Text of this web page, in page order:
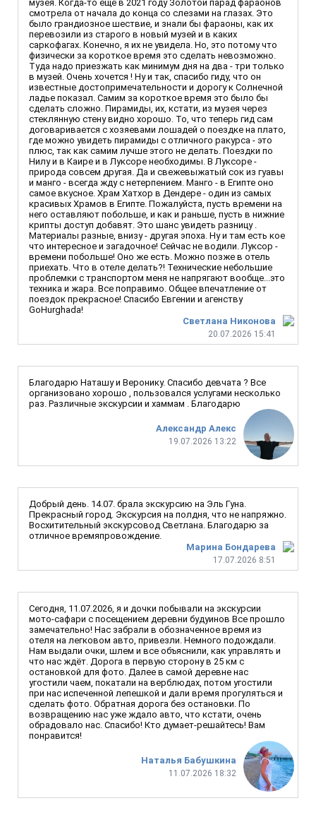
Светлана Никонова
20.07.2026 15:41
музея. Когда-то ещё в 2021 году Золотой парад фараонов
смотрела от начала до конца со слезами на глазах. Это
было грандиозное шествие, и знали бы фараоны, как их
перевозили из старого в новый музей и в каких
саркофагах. Конечно, я их не увидела. Но, это потому что
физически за короткое время это сделать невозможно.
Туда надо приезжать как минимум дня на два - три только
в музей. Очень хочется ! Ну и так, спасибо гиду, что он
известные достопримечательности и дорогу к Солнечной
ладье показал. Самим за короткое время это было бы
сделать сложно. Пирамиды, их, кстати, из музея через
стеклянную стену видно хорошо. То, что теперь гид сам
договаривается с хозяевами лошадей о поездке на плато,
где можно увидеть пирамиды с отличного ракурса - это
плюс, так как самим лучше этого не делать. Поездки по
Нилу и в Каире и в Луксоре необходимы. В Луксоре -
природа совсем другая. Да и свежевыжатый сок из гуавы
и манго - всегда жду с нетерпением. Манго - в Египте оно
самое вкусное. Храм Хатхор в Дендере - один из самых
красивых Храмов в Египте. Пожалуйста, пусть времени на
него оставляют побольше, и как и раньше, пусть в нижние
крипты доступ добавят. Это шанс увидеть разницу .
Материалы разные, внизу - другая эпоха. Ну и там есть кое
что интересное и загадочное! Сейчас не водили. Луксор -
времени побольше! Оно же есть. Можно позже в отель
приехать. Что в отеле делать?! Технические небольшие
проблемки с транспортом меня не напрягают вообще...это
техника и жара. Все поправимо. Общее впечатление от
поездок прекрасное! Спасибо Евгении и агенству
GoHurghada!
Александр Алекс
19.07.2026 13:22
Благодарю Наташу и Веронику. Спасибо девчата ? Все
организовано хорошо , пользовался услугами несколько
раз. Различные экскурсии и хаммам . Благодарю
Марина Бондарева
17.07.2026 8:51
Добрый день. 14.07. брала экскурсию на Эль Гуна.
Прекрасный город. Экскурсия на полдня, что не напряжно.
Восхитительный экскурсовод Светлана. Благодарю за
отличное времяпровождение.
Наталья Бабушкина
11.07.2026 18:32
Сегодня, 11.07.2026, я и дочки побывали на экскурсии
мото-сафари с посещением деревни будуинов Все прошло
замечательно! Нас забрали в обозначенное время из
отеля на легковом авто, привезли. Немного подождали.
Нам выдали очки, шлем и все объяснили, как управлять и
что нас ждёт. Дорога в первую сторону в 25 км с
остановкой для фото. Далее в самой деревне нас
угостили чаем, покатали на верблюдах, потом угостили
при нас испеченной лепешкой и дали время прогуляться и
сделать фото. Обратная дорога без остановки. По
возвращению нас уже ждало авто, что кстати, очень
обрадовало нас. Спасибо! Кто думает-решайтесь! Вам
понравится!